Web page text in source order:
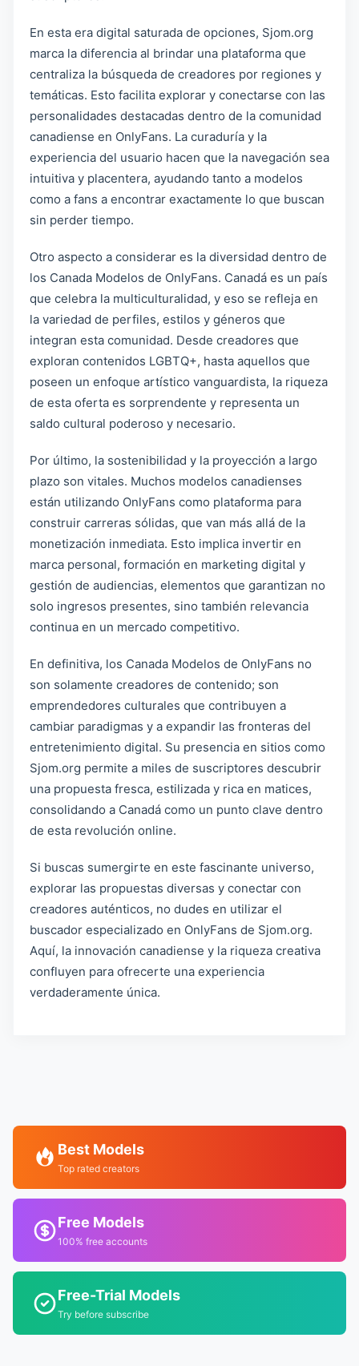
En esta era digital saturada de opciones, Sjom.org
marca la diferencia al brindar una plataforma que
centraliza la búsqueda de creadores por regiones y
temáticas. Esto facilita explorar y conectarse con las
personalidades destacadas dentro de la comunidad
canadiense en OnlyFans. La curaduría y la
experiencia del usuario hacen que la navegación sea
intuitiva y placentera, ayudando tanto a modelos
como a fans a encontrar exactamente lo que buscan
sin perder tiempo.
Otro aspecto a considerar es la diversidad dentro de
los Canada Modelos de OnlyFans. Canadá es un país
que celebra la multiculturalidad, y eso se refleja en
la variedad de perfiles, estilos y géneros que
integran esta comunidad. Desde creadores que
exploran contenidos LGBTQ+, hasta aquellos que
poseen un enfoque artístico vanguardista, la riqueza
de esta oferta es sorprendente y representa un
saldo cultural poderoso y necesario.
Por último, la sostenibilidad y la proyección a largo
plazo son vitales. Muchos modelos canadienses
están utilizando OnlyFans como plataforma para
construir carreras sólidas, que van más allá de la
monetización inmediata. Esto implica invertir en
marca personal, formación en marketing digital y
gestión de audiencias, elementos que garantizan no
solo ingresos presentes, sino también relevancia
continua en un mercado competitivo.
En definitiva, los Canada Modelos de OnlyFans no
son solamente creadores de contenido; son
emprendedores culturales que contribuyen a
cambiar paradigmas y a expandir las fronteras del
entretenimiento digital. Su presencia en sitios como
Sjom.org permite a miles de suscriptores descubrir
una propuesta fresca, estilizada y rica en matices,
consolidando a Canadá como un punto clave dentro
de esta revolución online.
Si buscas sumergirte en este fascinante universo,
explorar las propuestas diversas y conectar con
creadores auténticos, no dudes en utilizar el
buscador especializado en OnlyFans de Sjom.org.
Aquí, la innovación canadiense y la riqueza creativa
confluyen para ofrecerte una experiencia
verdaderamente única.
Best Models
Top rated creators
Free Models
100% free accounts
Free-Trial Models
Try before subscribe